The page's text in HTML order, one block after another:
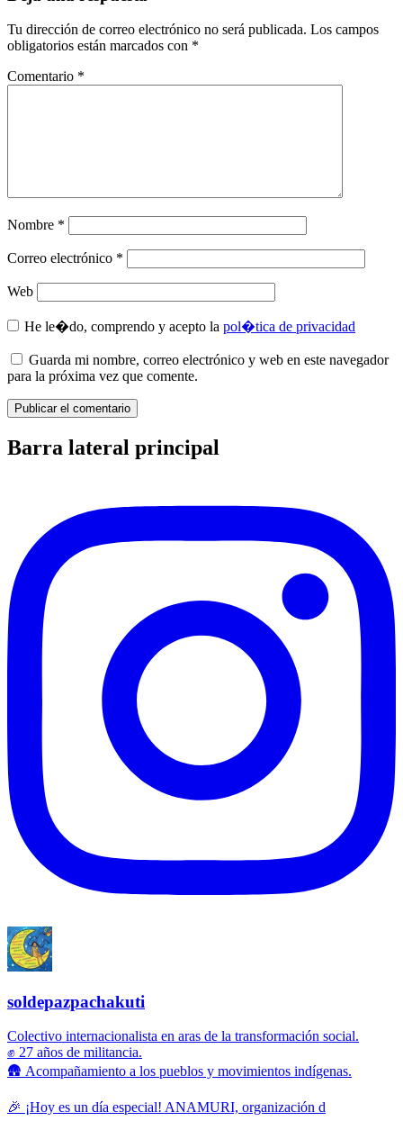
Tu dirección de correo electrónico no será publicada. Los campos
obligatorios están marcados con *
Comentario *
Nombre *
Correo electrónico *
Web
He le�do, comprendo y acepto la pol�tica de privacidad
Guarda mi nombre, correo electrónico y web en este navegador
para la próxima vez que comente.
Barra lateral principal
soldepazpachakuti
Colectivo internacionalista en aras de la transformación social.
✊ 27 años de militancia.
🛖 Acompañamiento a los pueblos y movimientos indígenas.
🎉 ¡Hoy es un día especial! ANAMURI, organización d